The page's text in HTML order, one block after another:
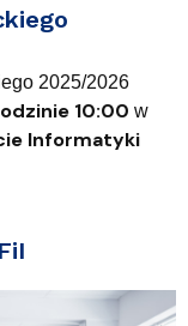
2025/2026
10:00 w
Informatyki